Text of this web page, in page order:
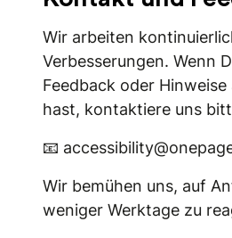
Wir arbeiten
Verbesserungen. Wenn
Feedback oder
hast, kontaktiere uns
📧
Wir bemühen uns, auf
weniger Werktage zu